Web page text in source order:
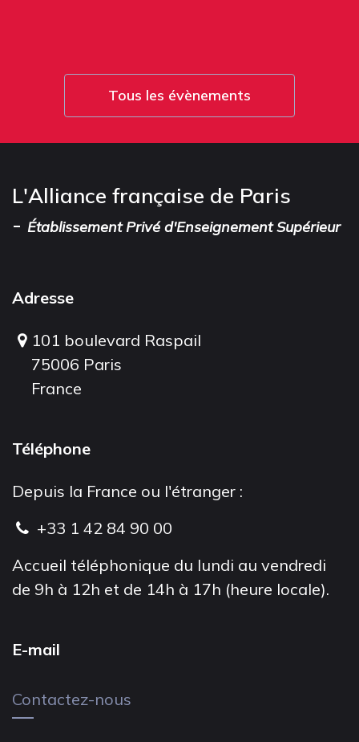
Tous les évènements
L'Alliance française de Paris
- Établissement Privé d'Enseignement Supérieur
Adresse
101 boulevard Raspail
75006 Paris
France
Téléphone
Depuis la France ou l'étranger :
+33 1 42 84 90 00
Accueil téléphonique du lundi au vendredi
de 9h à 12h et de 14h à 17h (heure locale).
E-mail
Contactez-nous